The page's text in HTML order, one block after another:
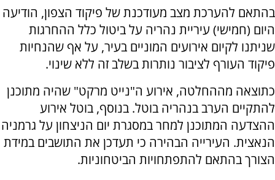
בהתאם להערכת מצב מעודכנת של פיקוד הצפון, הודיעה
היום (חמישי) עיריית נהריה על ביטול כלל ההחרגות
שניתנו לקיום אירועים המוניים בעיר, על אף שהנחיות
פיקוד העורף לציבור נותרות בשלב זה ללא שינוי.
כתוצאה מההחלטה, אירוע ה"נייט מרקט" שהיה מתוכנן
להתקיים הערב בנהריה בוטל. בנוסף, בוטל אירוע
ההצדעה המתוכנן למחר במסגרת יום הניצחון על גרמניה
הנאצית. העירייה הבהירה כי תעדכן את התושבים במידת
הצורך בהתאם להתפתחויות הביטחוניות.